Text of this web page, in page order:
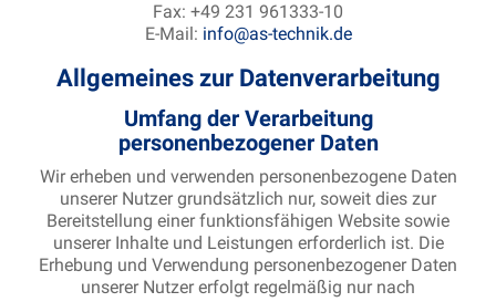
Fax: +49 231 961333-10
E-Mail: info@as-technik.de
Allgemeines zur Datenverarbeitung
Umfang der Verarbeitung
personenbezogener Daten
Wir erheben und verwenden personenbezogene Daten
unserer Nutzer grundsätzlich nur, soweit dies zur
Bereitstellung einer funktionsfähigen Website sowie
unserer Inhalte und Leistungen erforderlich ist. Die
Erhebung und Verwendung personenbezogener Daten
unserer Nutzer erfolgt regelmäßig nur nach